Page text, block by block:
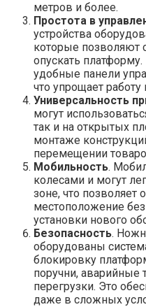
метров и более.
Простота в
устройства
которые позволяют
опускать
удобные панели
что упрощает работу
Универсальность
могут
так и на открытых
монтаже
перемещении
Мобильность.
колесами и могут
зоне, что позволяет
местоположение
установки нового
Безопасность.
оборудованы
блокировку
поручни, аварийные
перегрузки. Это
даже в сложных